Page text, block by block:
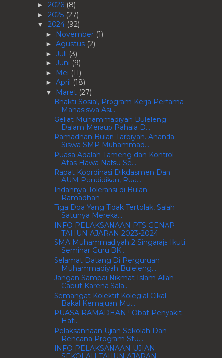
► 2026 (8)
► 2025 (27)
▼ 2024 (92)
► November (1)
► Agustus (2)
► Juli (3)
► Juni (9)
► Mei (11)
► April (18)
▼ Maret (27)
Bhakti Sosial, Program Kerja Pertama
Mahasiswa Asi...
Geliat Muhammadiyah Buleleng
Dalam Meraup Pahala D...
Ramadhan Bulan Tarbiyah. Ananda
Siswa SMP Muhammad...
Puasa Adalah Tameng dan Kontrol
Atas Hawa Nafsu Se...
Rapat Koordinasi Dikdasmen Dan
AUM Pendidikan, Rua...
Indahnya Toleransi di Bulan
Ramadhan
Tiga Doa Yang Tidak Tertolak, Salah
Satunya Mereka...
INFO PELAKSANAAN PTS GENAP
TAHUN AJARAN 2023-2024
SMA Muhammadiyah 2 Singaraja Ikuti
Seminar Guru BK...
Selamat Datang Di Perguruan
Muhammadiyah Buleleng....
Jangan Sampai Nikmat Islam Allah
Cabut Karena Sala...
Semangat Kolektif Kolegial Cikal
Bakal Kemajuan Mu...
PUASA RAMADHAN ! Obat Penyakit
Hati.
Pelaksannaan Ujian Sekolah Dan
Rencana Program Stu...
INFO PELAKSANAAN UJIAN
SEKOLAH TAHUN AJARAN